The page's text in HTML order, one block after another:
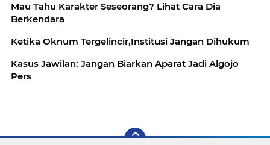
Mau Tahu Karakter Seseorang? Lihat Cara Dia
Berkendara
Ketika Oknum Tergelincir,Institusi Jangan Dihukum
Kasus Jawilan: Jangan Biarkan Aparat Jadi Algojo
Pers